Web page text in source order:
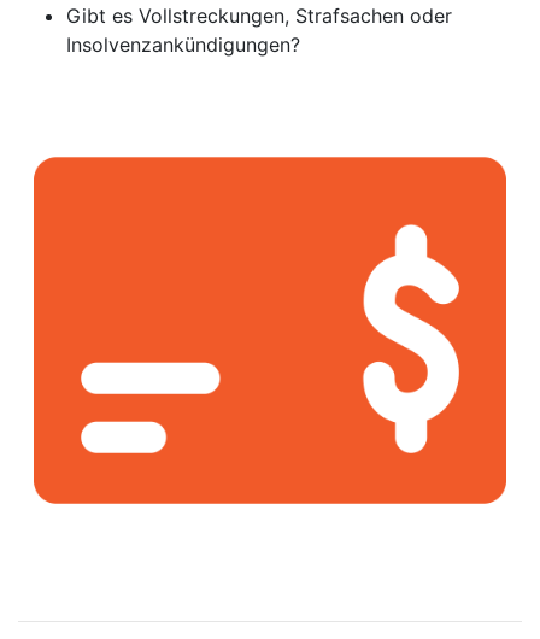
Gibt es Vollstreckungen, Strafsachen oder
Insolvenzankündigungen?